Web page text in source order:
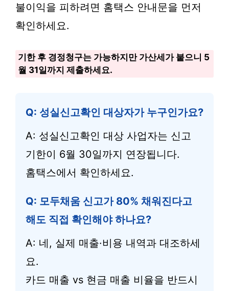
불이익을 피하려면 홈택스 안내문을 먼저
확인하세요.
기한 후 경정청구는 가능하지만 가산세가 붙으니 5
월 31일까지 제출하세요.
Q: 성실신고확인 대상자가 누구인가요?
A: 성실신고확인 대상 사업자는 신고
기한이 6월 30일까지 연장됩니다.
홈택스에서 확인하세요.
Q: 모두채움 신고가 80% 채워진다고
해도 직접 확인해야 하나요?
A: 네, 실제 매출·비용 내역과 대조하세
요.
카드 매출 vs 현금 매출 비율을 반드시